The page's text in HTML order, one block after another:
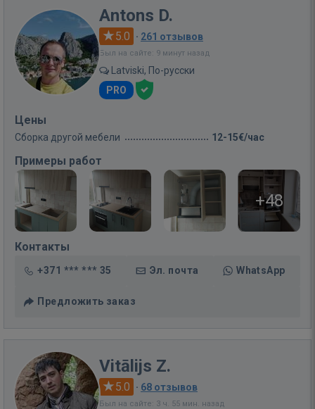
Antons D.
5.0 · 261 отзывов
Был на сайте: 9 минут назад
Latviski, По-русски
PRO
Цены
Сборка другой мебели 12-15€/час
Примеры работ
+48
Контакты
+371 *** *** 35 Эл. почта WhatsApp
Предложить заказ
Vitālijs Z.
5.0 · 68 отзывов
Был на сайте: 3 ч. 55 мин. назад